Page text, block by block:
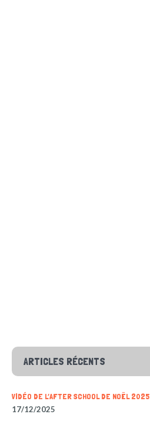
ARTICLES RÉCENTS
VIDÉO DE L’AFTER SCHOOL DE NOËL 2025
17/12/2025